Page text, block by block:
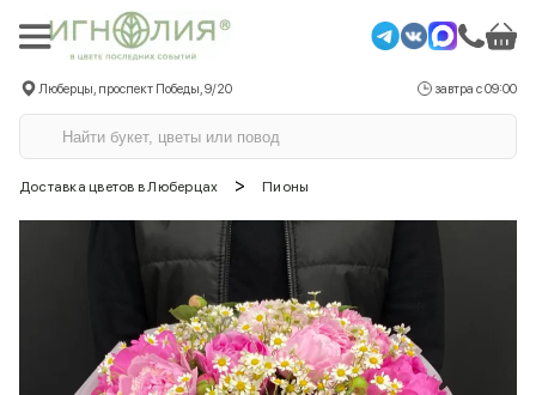
Люберцы, проспект Победы, 9/20 завтра с 09:00
Доставка цветов в Люберцах > Пионы